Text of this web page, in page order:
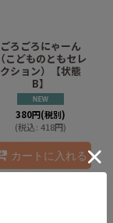
ごろごろにゃーん
（こどものともセレ
クション）【状態
B】
380円(税別)
(税込: 418円)
カートに入れる